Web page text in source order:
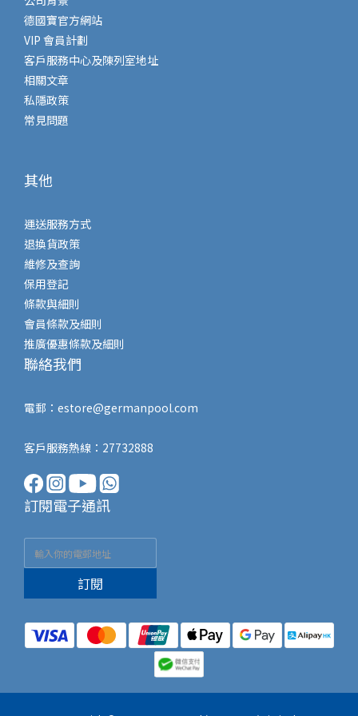
德國寶官方網站
VIP 會員計劃
客戶服務中心及陳列室地址
相關文章
私隱政策
常見問題
其他
運送服務方式
退換貨政策
維修及查詢
保用登記
條款與細則
會員條款及細則
推廣優惠條款及細則
聯絡我們
電郵： estore@germanpool.com
客戶服務熱線：27732888
訂閱電子通訊
訂閱